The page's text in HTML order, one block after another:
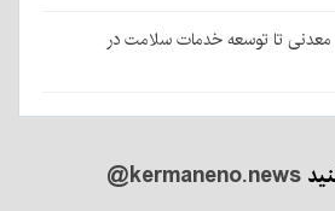
تا توسعه خدمات سلامت در
@kermaneno.news